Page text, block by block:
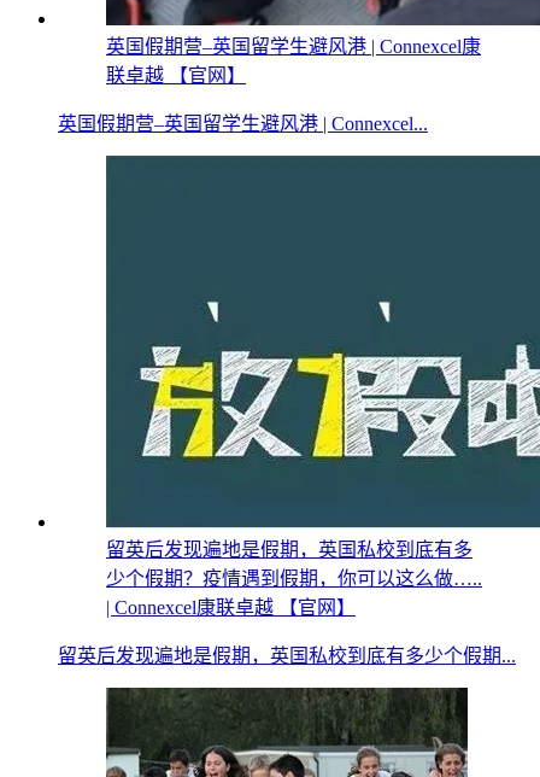
英国假期营–英国留学生避风港 | Connexcel康
联卓越 【官网】
英国假期营–英国留学生避风港 | Connexcel...
留英后发现遍地是假期，英国私校到底有多
少个假期？疫情遇到假期，你可以这么做…..
| Connexcel康联卓越 【官网】
留英后发现遍地是假期，英国私校到底有多少个假期...